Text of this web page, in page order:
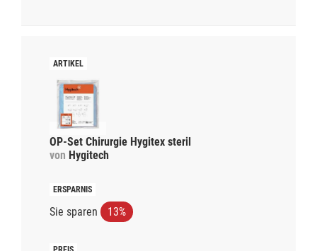
OP-Set Chirurgie Hygitex steril
von Hygitech
Sie sparen 13%